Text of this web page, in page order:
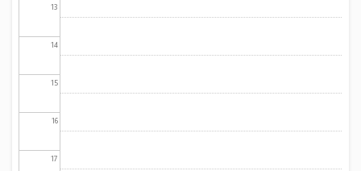
13
14
15
16
17